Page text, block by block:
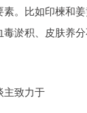
素。比如印楝和
淤积、皮肤养分
主致力于